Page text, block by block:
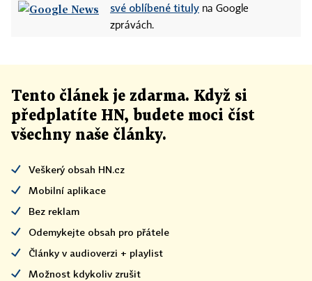
své oblíbené tituly na Google
zprávách.
Tento článek je zdarma. Když si
předplatíte HN, budete moci číst
všechny naše články.
Veškerý obsah HN.cz
Mobilní aplikace
Bez reklam
Odemykejte obsah pro přátele
Články v audioverzi + playlist
Možnost kdykoliv zrušit